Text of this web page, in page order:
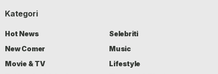
Kategori
Hot News
Selebriti
New Comer
Music
Movie & TV
Lifestyle